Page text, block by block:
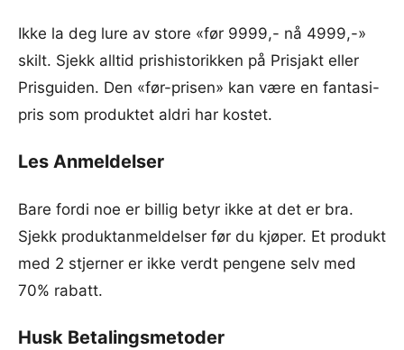
Ikke la deg lure av store «før 9999,- nå 4999,-»
skilt. Sjekk alltid prishistorikken på Prisjakt eller
Prisguiden. Den «før-prisen» kan være en fantasi-
pris som produktet aldri har kostet.
Les Anmeldelser
Bare fordi noe er billig betyr ikke at det er bra.
Sjekk produktanmeldelser før du kjøper. Et produkt
med 2 stjerner er ikke verdt pengene selv med
70% rabatt.
Husk Betalingsmetoder